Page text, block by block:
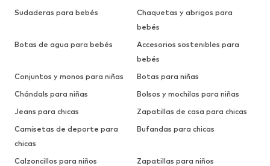
Sudaderas para bebés
Chaquetas y abrigos para
bebés
Botas de agua para bebés
Accesorios sostenibles para
bebés
Conjuntos y monos para niñas
Botas para niñas
Chándals para niñas
Bolsos y mochilas para niñas
Jeans para chicas
Zapatillas de casa para chicas
Camisetas de deporte para
chicas
Bufandas para chicas
Calzoncillos para niños
Zapatillas para niños